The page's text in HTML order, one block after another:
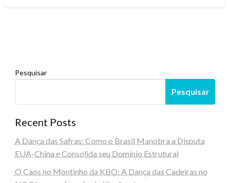
Pesquisar
Pesquisar
Recent Posts
A Dança das Safras: Como o Brasil Manobra a Disputa
EUA-China e Consolida seu Domínio Estrutural
O Caos no Montinho da KBO: A Dança das Cadeiras no